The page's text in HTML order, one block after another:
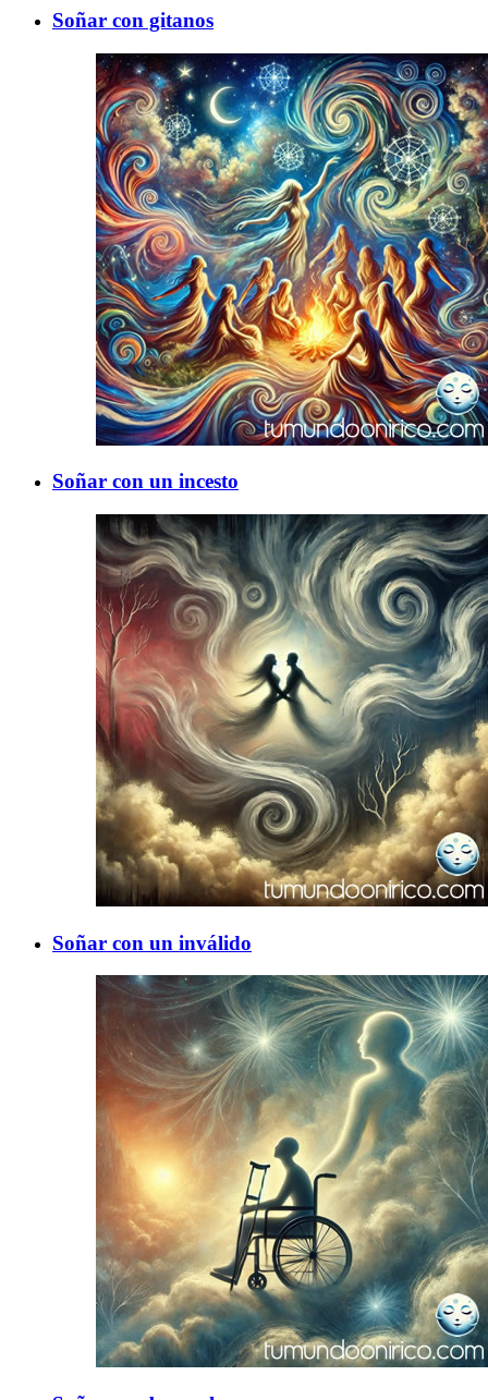
Soñar con gitanos
Soñar con un incesto
Soñar con un inválido